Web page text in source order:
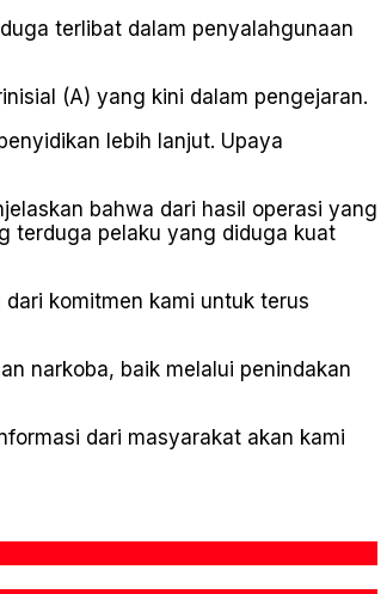
terlibat dalam penyalahgunaan
(A) yang kini dalam pengejaran.
lebih lanjut. Upaya
bahwa dari hasil operasi yang
terduga pelaku yang diduga kuat
komitmen kami untuk terus
narkoba, baik melalui penindakan
dari masyarakat akan kami